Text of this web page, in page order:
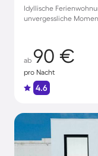
Idyllische
unvergessliche
ab 90 €
pro Nacht
4.6